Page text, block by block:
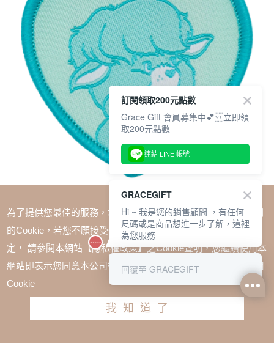
Care Bears-溫柔小羊愛心電繡織嘜布章 藍綠
為了提供您最佳的服務，本網站會在您的電腦中放置並取用我們
的Cookie，若您不願接受Cookie時應如何變更電腦的Cookie設
定， 請參閱本網站【隱私權政策】之Cookie聲明，您繼續使用本
網站即表示您同意本公司得按本網站使用條款之Cookie聲明使用
Cookie
我知道了
訂閱領取200元點數
Grace Gift 會員募集中💕 立即領
取200元點數
連結 LINE 帳號
GRACEGIFT
Hi ~ 我是您的銷售顧問 ，有任何
尺碼或是商品想進一步了解，這裡
為您服務
回覆至 GRACEGIFT